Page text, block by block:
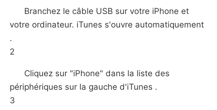
Branchez le câble USB sur votre iPhone et
votre ordinateur. iTunes s'ouvre automatiquement
.
2
Cliquez sur "iPhone" dans la liste des
périphériques sur la gauche d'iTunes .
3